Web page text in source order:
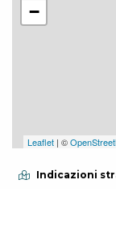
−
Leaflet | ©
Indicazioni